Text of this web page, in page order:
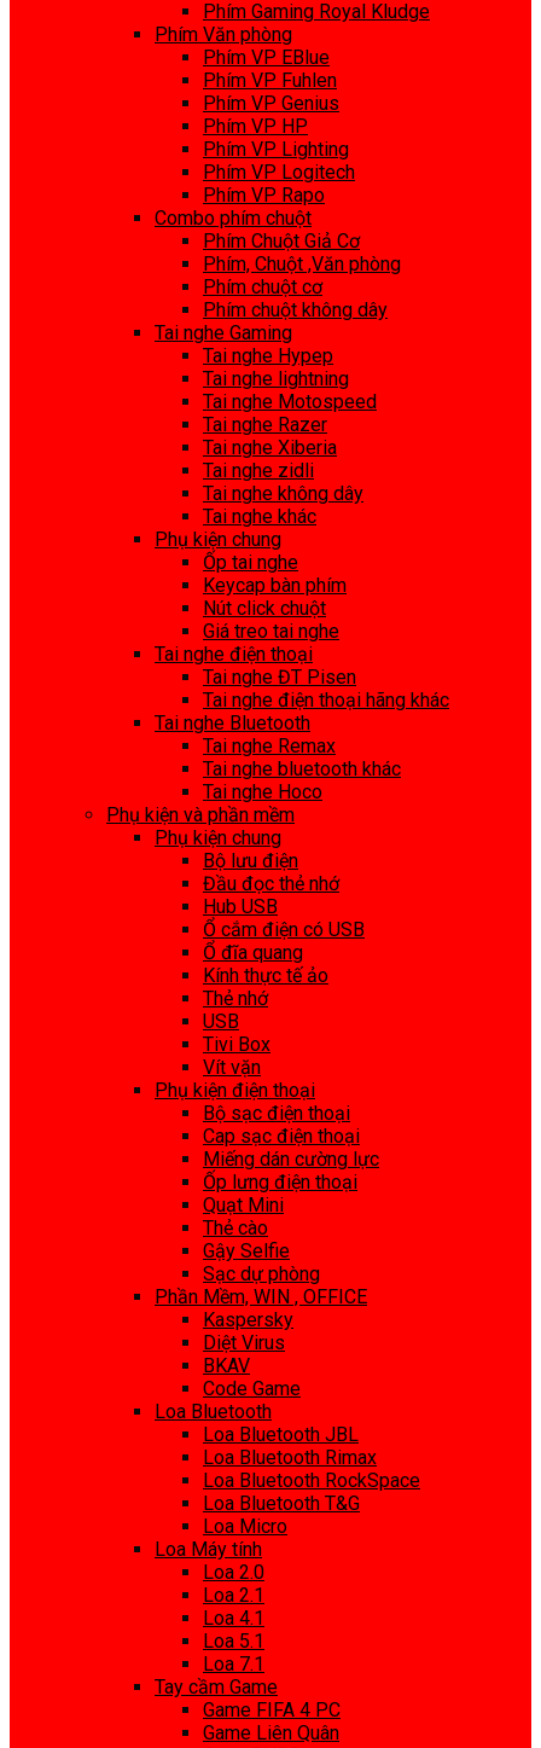
Phím Gaming Royal Kludge
Phím Văn phòng
Phím VP EBlue
Phím VP Fuhlen
Phím VP Genius
Phím VP HP
Phím VP Lighting
Phím VP Logitech
Phím VP Rapo
Combo phím chuột
Phím Chuột Giả Cơ
Phím, Chuột ,Văn phòng
Phím chuột cơ
Phím chuột không dây
Tai nghe Gaming
Tai nghe Hypep
Tai nghe lightning
Tai nghe Motospeed
Tai nghe Razer
Tai nghe Xiberia
Tai nghe zidli
Tai nghe không dây
Tai nghe khác
Phụ kiện chung
Ốp tai nghe
Keycap bàn phím
Nút click chuột
Giá treo tai nghe
Tai nghe điện thoại
Tai nghe ĐT Pisen
Tai nghe điện thoại hãng khác
Tai nghe Bluetooth
Tai nghe Remax
Tai nghe bluetooth khác
Tai nghe Hoco
Phụ kiện và phần mềm
Phụ kiện chung
Bộ lưu điện
Đầu đọc thẻ nhớ
Hub USB
Ổ cắm điện có USB
Ổ đĩa quang
Kính thực tế ảo
Thẻ nhớ
USB
Tivi Box
Vít vặn
Phụ kiện điện thoại
Bộ sạc điện thoại
Cap sạc điện thoại
Miếng dán cường lực
Ốp lưng điện thoại
Quạt Mini
Thẻ cào
Gậy Selfie
Sạc dự phòng
Phần Mềm, WIN , OFFICE
Kaspersky
Diệt Virus
BKAV
Code Game
Loa Bluetooth
Loa Bluetooth JBL
Loa Bluetooth Rimax
Loa Bluetooth RockSpace
Loa Bluetooth T&G
Loa Micro
Loa Máy tính
Loa 2.0
Loa 2.1
Loa 4.1
Loa 5.1
Loa 7.1
Tay cầm Game
Game FIFA 4 PC
Game Liên Quân